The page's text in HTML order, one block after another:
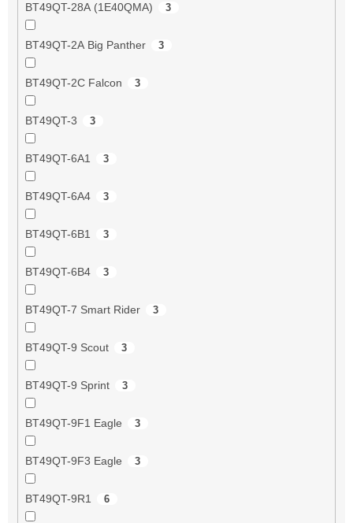
BT49QT-28A (1E40QMA) 3
BT49QT-2A Big Panther 3
BT49QT-2C Falcon 3
BT49QT-3 3
BT49QT-6A1 3
BT49QT-6A4 3
BT49QT-6B1 3
BT49QT-6B4 3
BT49QT-7 Smart Rider 3
BT49QT-9 Scout 3
BT49QT-9 Sprint 3
BT49QT-9F1 Eagle 3
BT49QT-9F3 Eagle 3
BT49QT-9R1 6